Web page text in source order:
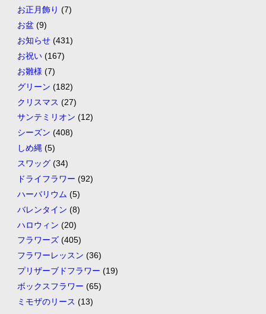
お正月飾り (7)
お盆 (9)
お知らせ(431)
お祝い(167)
お雛様 (7)
グリーン (182)
クリスマス (27)
サンテミリオン (12)
シーズン (408)
しめ縄 (5)
スワッグ(34)
ドライフラワー (92)
ハーバリウム (5)
バレンタイン (8)
ハロウィン (20)
フラワーズ(405)
フラワーレッスン (36)
プリザーブドフラワー (19)
ボックスフラワー (65)
ミモザのリース (13)